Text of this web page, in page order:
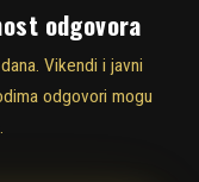
odgovora
Vikendi i javni
odgovori mogu